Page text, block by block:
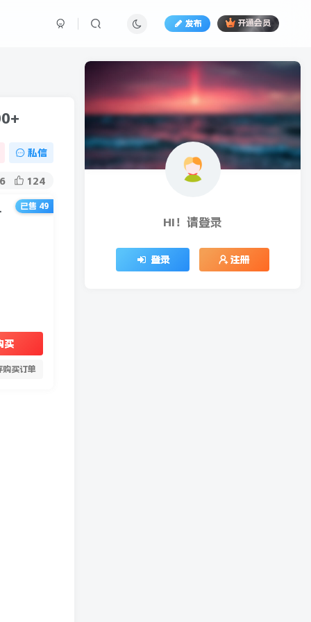
发布 开通会员
私信
124
天2000+
买
购买订单
已售 49
HI！请登录
登录 注册